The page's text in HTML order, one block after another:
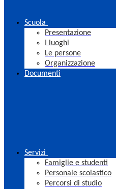
Scuola
Presentazione
I luoghi
Le persone
Organizzazione
Documenti
Servizi
Famiglie e studenti
Personale scolastico
Percorsi di studio